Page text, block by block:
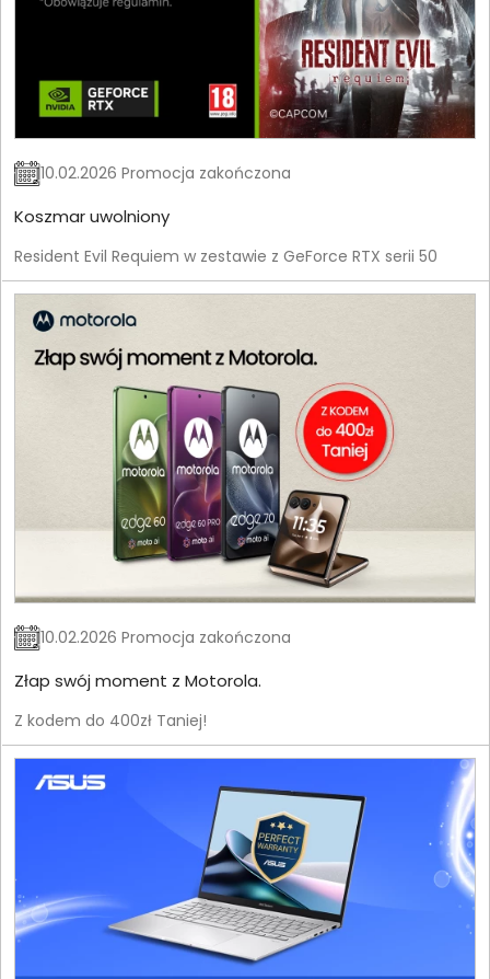
10.02.2026 Promocja zakończona
Koszmar uwolniony
Resident Evil Requiem w zestawie z GeForce RTX serii 50
10.02.2026 Promocja zakończona
Złap swój moment z Motorola.
Z kodem do 400zł Taniej!